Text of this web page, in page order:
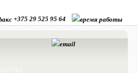
+375 29 525 95 64